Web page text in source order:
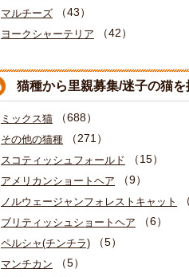
マルチーズ （43）
ヨークシャーテリア （42）
猫種から里親募集/迷子の猫を
ミックス猫 （688）
その他の猫種 （271）
スコティッシュフォールド （15）
アメリカンショートヘア （9）
ノルウェージャンフォレストキャット
ブリティッシュショートヘア （6）
ペルシャ(チンチラ) （5）
マンチカン （5）